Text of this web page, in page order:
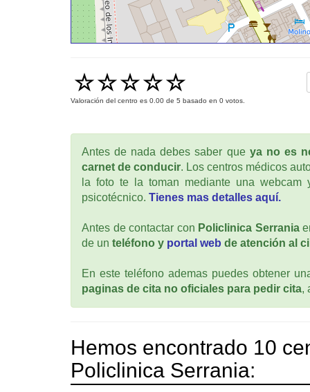
Valoración del centro es 0.00 de 5 basado en 0 votos.
Antes de nada debes saber que ya no es
carnet de conducir. Los centros médicos
la foto te la toman mediante una
psicotécnico. Tienes mas detalles aquí.
Antes de contactar con Policlinica Serrania
de un teléfono y portal web de atención al
En este teléfono ademas puedes obtener
paginas de cita no oficiales para pedir cita,
Hemos encontrado 10
Policlinica Serrania: